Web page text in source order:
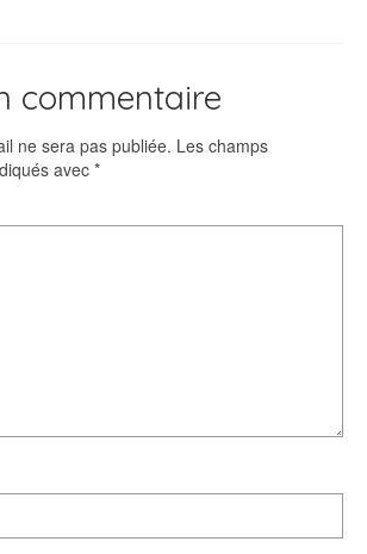
commentaire
ne sera pas publiée. Les champs
avec *